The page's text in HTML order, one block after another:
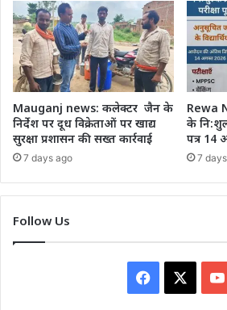
Mauganj news: कलेक्टर जैन के
निर्देश पर दूध विक्रेताओं पर खाद्य
सुरक्षा प्रशासन की सख्त कार्रवाई
7 days ago
Rewa
के
पत्र 14
7
Follow Us
Facebook